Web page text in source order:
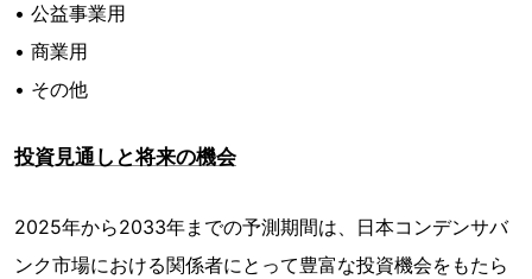
• 公益事業用
• 商業用
• その他
投資見通しと将来の機会
2025年から2033年までの予測期間は、日本コンデンサバ
ンク市場における関係者にとって豊富な投資機会をもたら